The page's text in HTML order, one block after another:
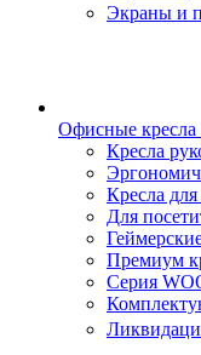
Экраны и
Офисные кресла
Кресла
Кресла
Для
Премиум
Серия